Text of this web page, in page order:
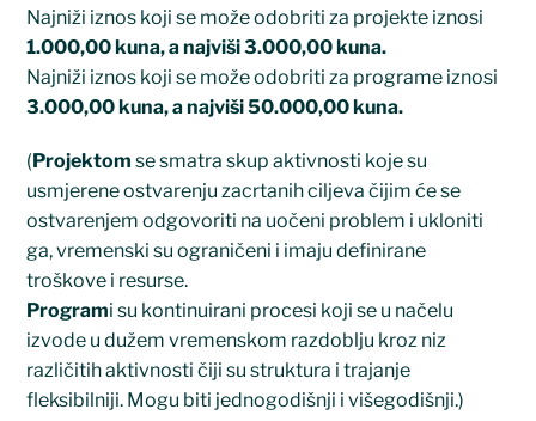
Najniži iznos koji se može odobriti za projekte iznosi
1.000,00 kuna, a najviši 3.000,00 kuna.
Najniži iznos koji se može odobriti za programe iznosi
3.000,00 kuna, a najviši 50.000,00 kuna.
(Projektom se smatra skup aktivnosti koje su
usmjerene ostvarenju zacrtanih ciljeva čijim će se
ostvarenjem odgovoriti na uočeni problem i ukloniti
ga, vremenski su ograničeni i imaju definirane
troškove i resurse.
Programi su kontinuirani procesi koji se u načelu
izvode u dužem vremenskom razdoblju kroz niz
različitih aktivnosti čiji su struktura i trajanje
fleksibilniji. Mogu biti jednogodišnji i višegodišnji.)